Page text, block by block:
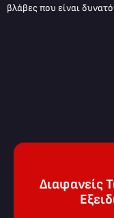
βλάβες που είναι
Διαφανείς